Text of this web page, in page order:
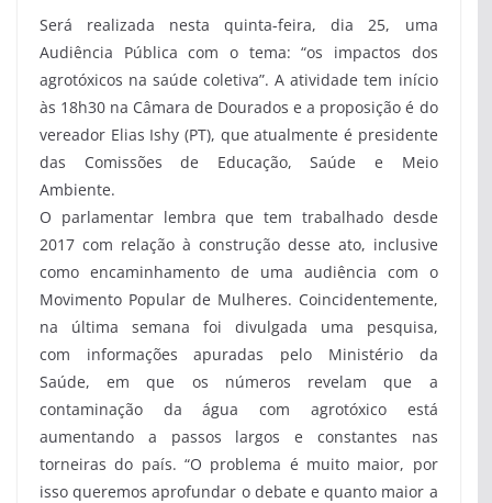
Será realizada nesta quinta-feira, dia 25, uma
Audiência Pública com o tema: “os impactos dos
agrotóxicos na saúde coletiva”. A atividade tem início
às 18h30 na Câmara de Dourados e a proposição é do
vereador Elias Ishy (PT), que atualmente é presidente
das Comissões de Educação, Saúde e Meio
Ambiente.
O parlamentar lembra que tem trabalhado desde
2017 com relação à construção desse ato, inclusive
como encaminhamento de uma audiência com o
Movimento Popular de Mulheres. Coincidentemente,
na última semana foi divulgada uma pesquisa,
com informações apuradas pelo Ministério da
Saúde, em que os números revelam que a
contaminação da água com agrotóxico está
aumentando a passos largos e constantes nas
torneiras do país. “O problema é muito maior, por
isso queremos aprofundar o debate e quanto maior a